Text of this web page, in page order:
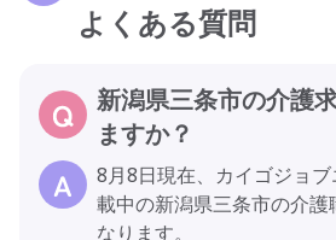
よくある質問
新潟県三条市の介護
ますか？
8月8日現在、カイゴジョ
載中の新潟県三条市の介
なります。